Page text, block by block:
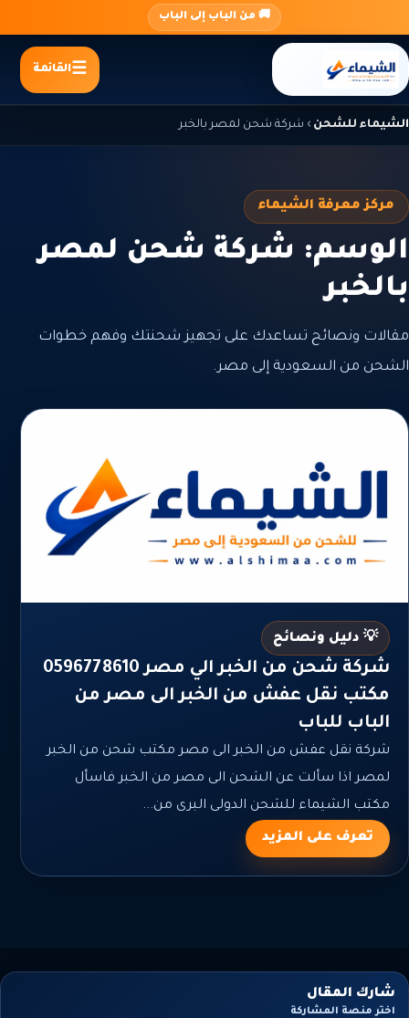
المحتوى
🚚 من الباب إلى الباب
القائمة
الشيماء للشحن › شركة شحن لمصر بالخبر
مركز معرفة الشيماء
الوسم: شركة شحن لمصر
بالخبر
مقالات ونصائح تساعدك على تجهيز شحنتك وفهم خطوات
الشحن من السعودية إلى مصر.
💡 دليل ونصائح
شركة شحن من الخبر الي مصر 0596778610
مكتب نقل عفش من الخبر الى مصر من
الباب للباب
شركة نقل عفش من الخبر الى مصر مكتب شحن من الخبر
لمصر اذا سألت عن الشحن الى مصر من الخبر فاسأل
مكتب الشيماء للشحن الدولى البرى من...
تعرف على المزيد
شارك المقال
اختر منصة المشاركة